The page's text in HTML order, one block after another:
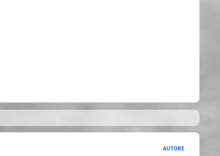
AUTORE